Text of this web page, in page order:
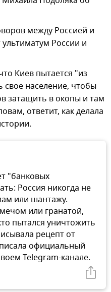
между Россией и
России и
Киев пытается "из
свое население, чтобы
затащить в окопы и там
ответит, как делала
"банковых
Россия никогда не
или шантажу.
или гранатой,
пытался уничтожить
рецепт от
официальный
Telegram-канале.